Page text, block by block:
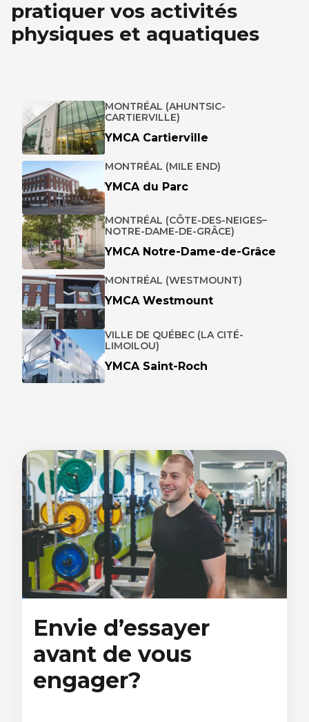
pratiquer vos activités
physiques et aquatiques
YMCA Cartierville
MONTRÉAL (AHUNTSIC-
CARTIERVILLE)
YMCA du Parc
MONTRÉAL (MILE END)
YMCA Notre-Dame-de-Grâce
MONTRÉAL (CÔTE-DES-NEIGES–
NOTRE-DAME-DE-GRÂCE)
YMCA Westmount
MONTRÉAL (WESTMOUNT)
YMCA Saint-Roch
VILLE DE QUÉBEC (LA CITÉ-
LIMOILOU)
Envie d’essayer
avant de vous
engager?